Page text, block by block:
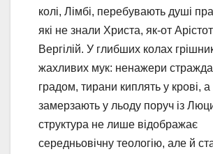
колі, Лімбі, перебувають душі
які не знали Христа, як-от
Вергілій. У глибших колах
жахливих мук: ненажери
градом, тирани киплять у крові,
замерзають у льоду поруч із
структура не лише відображає
середньовічну теологію, але й